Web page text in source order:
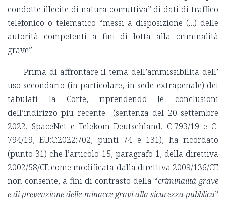
condotte illecite di natura corruttiva” di dati di traffico
telefonico o telematico “messi a disposizione (…) delle
autorità competenti a fini di lotta alla criminalità
grave”.
Prima di affrontare il tema dell’ammissibilità dell’
uso secondario (in particolare, in sede extrapenale) dei
tabulati la Corte, riprendendo le conclusioni
dell’indirizzo più recente (sentenza del 20 settembre
2022, SpaceNet e Telekom Deutschland, C-793/19 e C-
794/19, EU:C:2022:702, punti 74 e 131), ha ricordato
(punto 31) che l’articolo 15, paragrafo 1, della direttiva
2002/58/CE come modificata dalla direttiva 2009/136/CE
non consente, a fini di contrasto della “criminalità grave
e di prevenzione delle minacce gravi alla sicurezza pubblica”